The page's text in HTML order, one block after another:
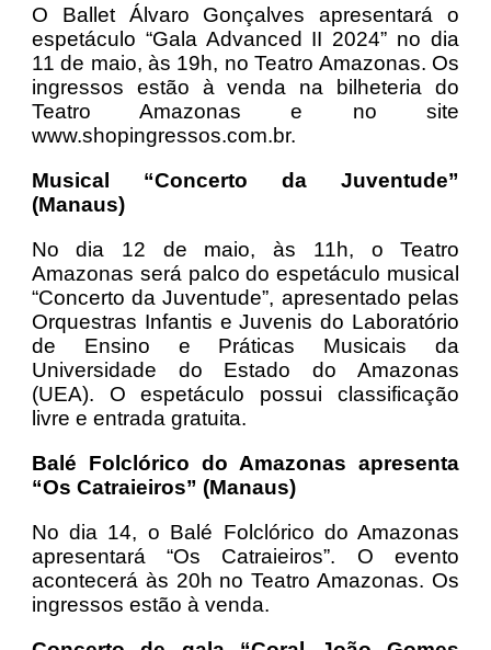
O Ballet Álvaro Gonçalves apresentará o
espetáculo “Gala Advanced II 2024” no dia
11 de maio, às 19h, no Teatro Amazonas. Os
ingressos estão à venda na bilheteria do
Teatro Amazonas e no site
www.shopingressos.com.br.
Musical “Concerto da Juventude”
(Manaus)
No dia 12 de maio, às 11h, o Teatro
Amazonas será palco do espetáculo musical
“Concerto da Juventude”, apresentado pelas
Orquestras Infantis e Juvenis do Laboratório
de Ensino e Práticas Musicais da
Universidade do Estado do Amazonas
(UEA). O espetáculo possui classificação
livre e entrada gratuita.
Balé Folclórico do Amazonas apresenta
“Os Catraieiros” (Manaus)
No dia 14, o Balé Folclórico do Amazonas
apresentará “Os Catraieiros”. O evento
acontecerá às 20h no Teatro Amazonas. Os
ingressos estão à venda.